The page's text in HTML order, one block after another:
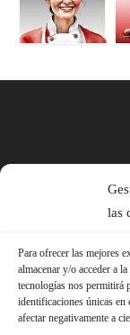
las
Para ofrecer las mejores
almacenar y/o acceder a
tecnologías nos permitirá
identificaciones únicas
afectar negativamente a